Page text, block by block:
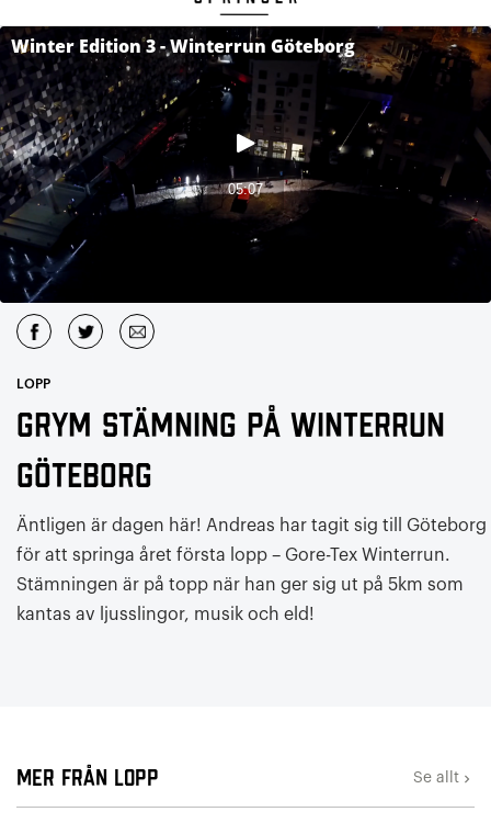
LOPP
Grym stämning på Winterrun
Göteborg
Äntligen är dagen här! Andreas har tagit sig till Göteborg
för att springa året första lopp – Gore-Tex Winterrun.
Stämningen är på topp när han ger sig ut på 5km som
kantas av ljusslingor, musik och eld!
Mer från Lopp Se allt keyboard_arrow_right